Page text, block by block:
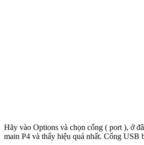
Hãy vào Options và chọn cổng ( port ), ở
main P4 và thấy hiệu quả nhất. Cổng USB